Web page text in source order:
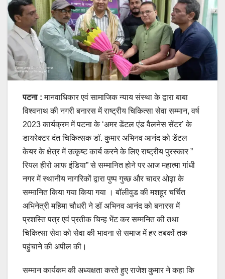
पटना :मानवाधिकार एवं सामाजिक न्याय संस्था के द्वारा बाबा
विश्वनाथ की नगरी बनारस में राष्ट्रीय चिकित्सा सेवा सम्मान, वर्ष
2023 कार्यक्रम में पटना के ‘अमर डेंटल एंड वैलनेस सेंटर’ के
डायरेक्टर दंत चिकित्सक डॉ. कुमार अभिनव आनंद को डेंटल
केयर के क्षेत्र में उत्कृष्ट कार्य करने के लिए राष्ट्रीय पुरस्कार ”
रियल हीरो आफ इंडिया” से सम्मानित होने पर आज महात्मा गांधी
नगर में स्थानीय नागरिकों द्वारा पुष्प गुच्छ और चादर ओढ़ा के
सम्मानित किया गया किया गया । बॉलीवुड की मशहूर चर्चित
अभिनेत्री महिमा चौधरी ने डॉ अभिनव आनंद को बनारस में
प्रशस्ति पत्र एवं प्रतीक चिन्ह भेंट कर सम्मनित की तथा
चिकित्सा सेवा को सेवा की भावना से समाज में हर तबकों तक
पहुंचाने की अपील की।
सम्मान कार्यकम की अध्यक्षता करते हुए राजेश कुमार ने कहा कि